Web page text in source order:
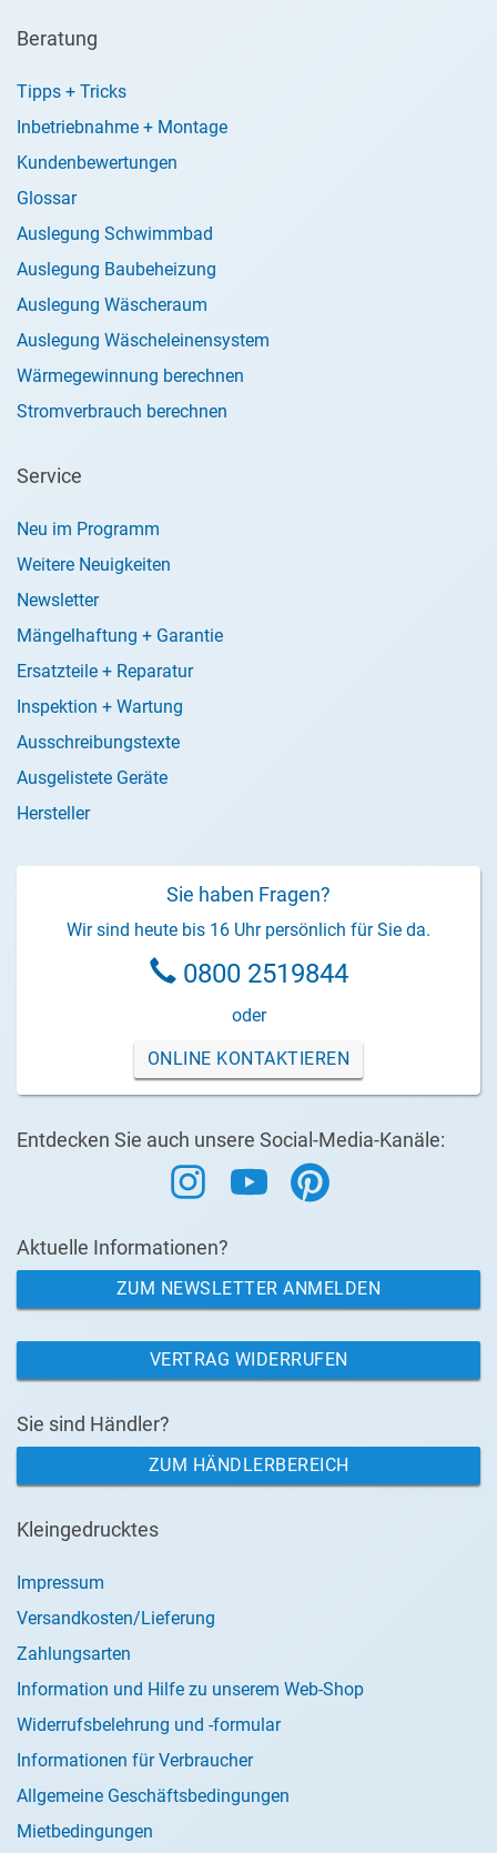
Beratung
Tipps + Tricks
Inbetriebnahme + Montage
Kundenbewertungen
Glossar
Auslegung Schwimmbad
Auslegung Baubeheizung
Auslegung Wäscheraum
Auslegung Wäscheleinensystem
Wärmegewinnung berechnen
Stromverbrauch berechnen
Service
Neu im Programm
Weitere Neuigkeiten
Newsletter
Mängelhaftung + Garantie
Ersatzteile + Reparatur
Inspektion + Wartung
Ausschreibungstexte
Ausgelistete Geräte
Hersteller
Sie haben Fragen?
Wir sind heute bis 16 Uhr persönlich für Sie da.
0800 2519844
oder
ONLINE KONTAKTIEREN
Entdecken Sie auch unsere Social-Media-Kanäle:
Aktuelle Informationen?
ZUM NEWSLETTER ANMELDEN
VERTRAG WIDERRUFEN
Sie sind Händler?
ZUM HÄNDLERBEREICH
Kleingedrucktes
Impressum
Versandkosten/Lieferung
Zahlungsarten
Information und Hilfe zu unserem Web-Shop
Widerrufsbelehrung und -formular
Informationen für Verbraucher
Allgemeine Geschäftsbedingungen
Mietbedingungen